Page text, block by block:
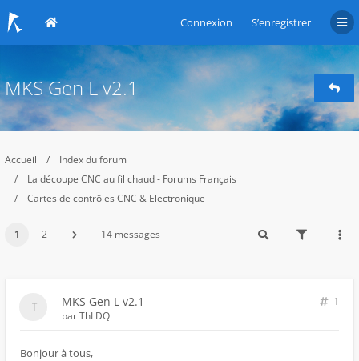
Connexion S’enregistrer
MKS Gen L v2.1
Accueil
Index du forum
La découpe CNC au fil chaud - Forums Français
Cartes de contrôles CNC & Electronique
1 2 14 messages
MKS Gen L v2.1
1
parThLDQ
Bonjour à tous,